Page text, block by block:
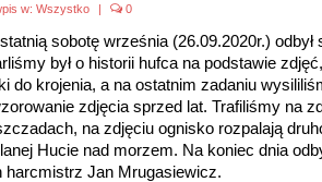
w: Wszystko | 0
sobotę września (26.09.2020r.)
był o historii hufca na podstawie
do krojenia, a na ostatnim zadaniu
zdjęcia sprzed lat. Trafiliśmy na
na zdjęciu ognisko rozpalają
Hucie nad morzem. Na koniec dnia
harcmistrz Jan Mrugasiewicz.